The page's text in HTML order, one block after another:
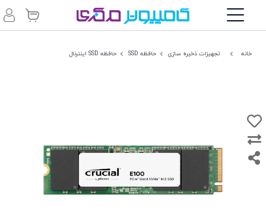
خانه تجهیزات ذخیره سازی حافظه SSD حافظه SSD اینترنال